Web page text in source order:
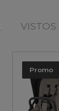
VISTOS
Promo